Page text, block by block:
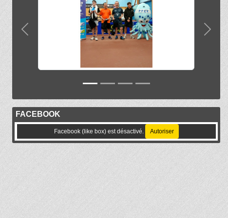
Précedent
FACEBOOK
Facebook (like box) est désactivé. Autoriser